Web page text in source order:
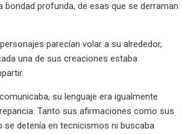
profunda, de esas que se derraman
parecían volar a su alrededor,
una de sus creaciones estaba
su lenguaje era igualmente
Tanto sus afirmaciones como sus
detenía en tecnicismos ni buscaba